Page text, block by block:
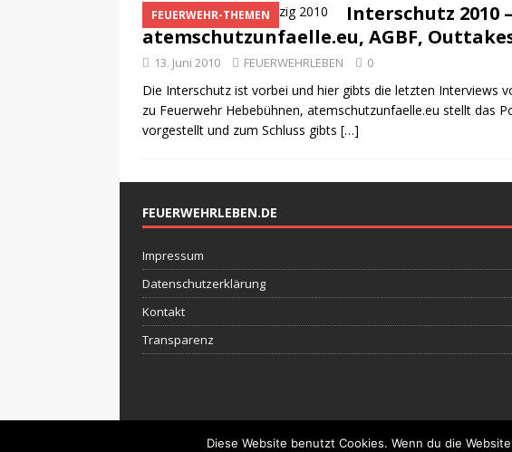
FEUERWEHR-THEMEN
Interschutz 2010
atemschutzunfaelle.eu, AGBF,
13. Juni 2010 FEUERWEHRLEBEN 0
Die Interschutz ist vorbei und hier gibts die letzten Interviews
zu Feuerwehr Hebebühnen, atemschutzunfaelle.eu stellt das
vorgestellt und zum Schluss gibts […]
FEUERWEHRLEBEN.DE
Impressum
Datenschutzerklärung
Kontakt
Transparenz
Diese Website benutzt Cookies. Wenn du die